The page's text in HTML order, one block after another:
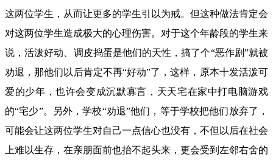
这两位学生，从而让更多的学生引以为戒。 但这种做法肯定会
对这两位学生造成极大的心理伤害。对于这个年龄段的学生来
说，活泼好动、调皮捣蛋是他们的天性，搞了个“恶作剧”就被
劝退，那他们以后肯定不再“好动”了，这样，原本十发活泼可
爱的少年，也许会变成沉默寡言，天天宅在家中打电脑游戏
的“宅少”。另外，学校“劝退”他们，等于学校把他们放弃了，
可能会让这两位学生对自己一点信心也没有，不但以后在社会
上难以生存， 在亲朋面前也抬不起头来，更会受到左邻右舍的